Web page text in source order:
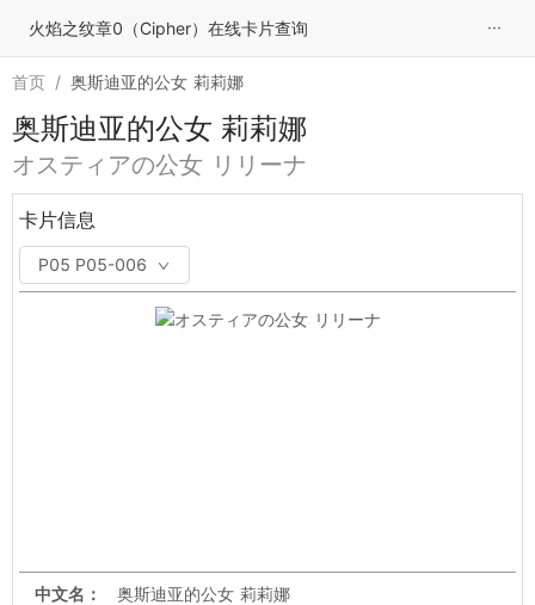
火焰之纹章0（Cipher）在线卡片查询 ···
首页 / 奥斯迪亚的公女 莉莉娜
奥斯迪亚的公女 莉莉娜
オスティアの公女 リリーナ
卡片信息
P05 P05-006
中文名： 奥斯迪亚的公女 莉莉娜